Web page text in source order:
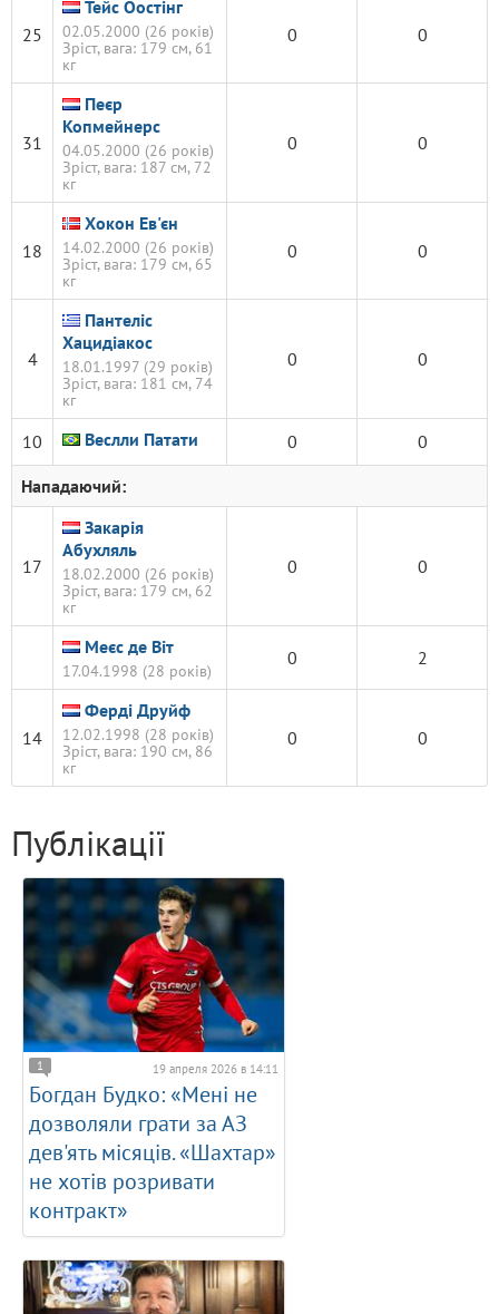
25
Тейс Оостінг
02.05.2000 (26 років)
Зріст, вага: 179 см, 61
кг
0 0
31
Пеєр
Копмейнерс
04.05.2000 (26 років)
Зріст, вага: 187 см, 72
кг
0 0
18
Хокон Ев'єн
14.02.2000 (26 років)
Зріст, вага: 179 см, 65
кг
0 0
4
Пантеліс
Хацидіакос
18.01.1997 (29 років)
Зріст, вага: 181 см, 74
кг
0 0
10 Веслли Патати 0
0
Нападаючий:
17
Закарія
Абухляль
18.02.2000 (26 років)
Зріст, вага: 179 см, 62
кг
0 0
Меєс де Віт
17.04.1998 (28 років)
0 2
14
Ферді Друйф
12.02.1998 (28 років)
Зріст, вага: 190 см, 86
кг
0 0
Публікації
1 19 апреля 2026 в 14:11
Богдан Будко: «Мені не
дозволяли грати за АЗ
дев'ять місяців. «Шахтар»
не хотів розривати
контракт»